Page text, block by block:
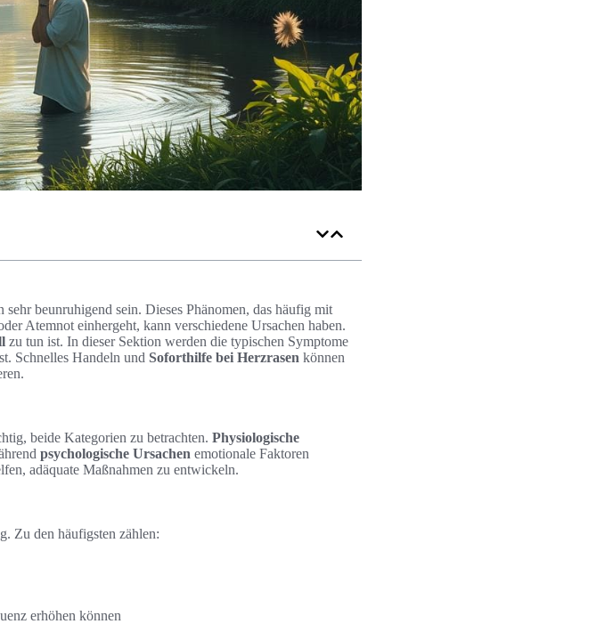
beunruhigend sein. Dieses Phänomen, das häufig mit
Atemnot einhergeht, kann verschiedene Ursachen haben.
zu tun ist. In dieser Sektion werden die typischen Symptome
Schnelles Handeln und Soforthilfe bei Herzrasen können
beide Kategorien zu betrachten. Physiologische
psychologische Ursachen emotionale Faktoren
adäquate Maßnahmen zu entwickeln.
Zu den häufigsten zählen:
erhöhen können